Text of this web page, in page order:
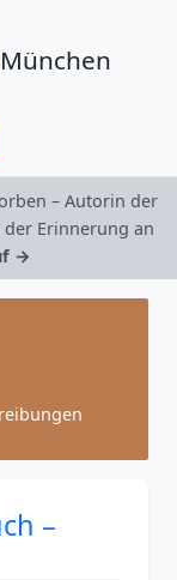
München
– Autorin der
Erinnerung an
→
–